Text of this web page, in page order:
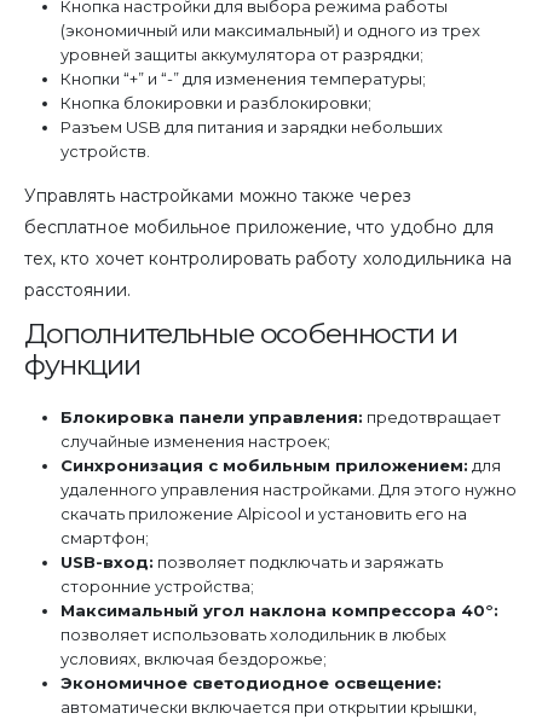
Кнопка настройки для выбора режима работы
(экономичный или максимальный) и одного из трех
уровней защиты аккумулятора от разрядки;
Кнопки “+” и “-” для изменения температуры;
Кнопка блокировки и разблокировки;
Разъем USB для питания и зарядки небольших
устройств.
Управлять настройками можно также через
бесплатное мобильное приложение, что удобно для
тех, кто хочет контролировать работу холодильника на
расстоянии.
Дополнительные особенности и
функции
Блокировка панели управления: предотвращает
случайные изменения настроек;
Синхронизация с мобильным приложением: для
удаленного управления настройками. Для этого нужно
скачать приложение Alpicool и установить его на
смартфон;
USB-вход: позволяет подключать и заряжать
сторонние устройства;
Максимальный угол наклона компрессора 40°:
позволяет использовать холодильник в любых
условиях, включая бездорожье;
Экономичное светодиодное освещение:
автоматически включается при открытии крышки,